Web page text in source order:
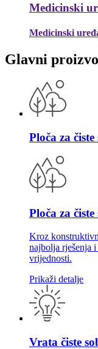
Medicinski
Medicinski
Glavni
Ploča za čiste
Ploča za čiste
Kroz
najbolja rješenja
vrijednosti.
Prikaži detalje
Vrata čiste